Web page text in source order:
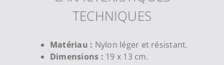
TECHNIQUES
Matériau : Nylon léger et résistant.
Dimensions : 19 x 13 cm.